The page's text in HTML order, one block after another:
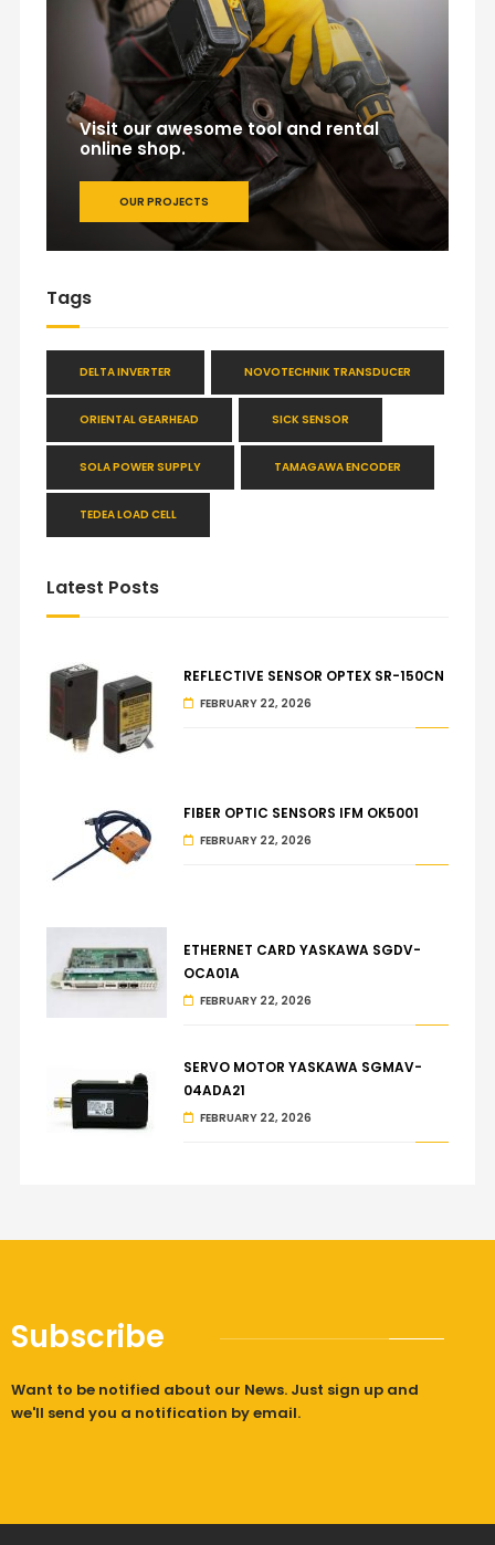
Visit our awesome tool and rental
online shop.
OUR PROJECTS
Tags
DELTA INVERTER NOVOTECHNIK TRANSDUCER
ORIENTAL GEARHEAD SICK SENSOR
SOLA POWER SUPPLY TAMAGAWA ENCODER
TEDEA LOAD CELL
Latest Posts
REFLECTIVE SENSOR OPTEX SR-150CN
FEBRUARY 22, 2026
FIBER OPTIC SENSORS IFM OK5001
FEBRUARY 22, 2026
ETHERNET CARD YASKAWA SGDV-
OCA01A
FEBRUARY 22, 2026
SERVO MOTOR YASKAWA SGMAV-
04ADA21
FEBRUARY 22, 2026
Subscribe
Want to be notified about our News. Just sign up and
we'll send you a notification by email.